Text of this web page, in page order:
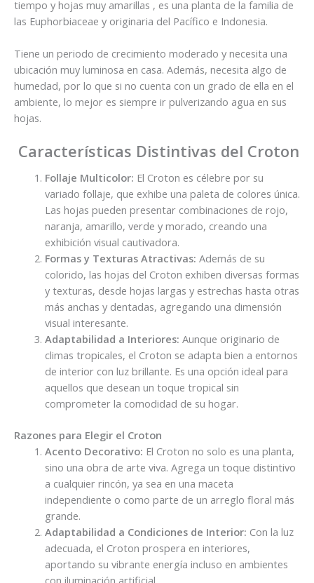
tiempo y hojas muy amarillas , es una planta de la familia de
las Euphorbiaceae y originaria del Pacífico e Indonesia.
Tiene un periodo de crecimiento moderado y necesita una
ubicación muy luminosa en casa. Además, necesita algo de
humedad, por lo que si no cuenta con un grado de ella en el
ambiente, lo mejor es siempre ir pulverizando agua en sus
hojas.
Características Distintivas del Croton
Follaje Multicolor: El Croton es célebre por su
variado follaje, que exhibe una paleta de colores única.
Las hojas pueden presentar combinaciones de rojo,
naranja, amarillo, verde y morado, creando una
exhibición visual cautivadora.
Formas y Texturas Atractivas: Además de su
colorido, las hojas del Croton exhiben diversas formas
y texturas, desde hojas largas y estrechas hasta otras
más anchas y dentadas, agregando una dimensión
visual interesante.
Adaptabilidad a Interiores: Aunque originario de
climas tropicales, el Croton se adapta bien a entornos
de interior con luz brillante. Es una opción ideal para
aquellos que desean un toque tropical sin
comprometer la comodidad de su hogar.
Razones para Elegir el Croton
Acento Decorativo: El Croton no solo es una planta,
sino una obra de arte viva. Agrega un toque distintivo
a cualquier rincón, ya sea en una maceta
independiente o como parte de un arreglo floral más
grande.
Adaptabilidad a Condiciones de Interior: Con la luz
adecuada, el Croton prospera en interiores,
aportando su vibrante energía incluso en ambientes
con iluminación artificial.